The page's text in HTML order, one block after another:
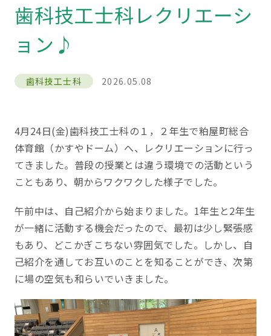
歯科技工士科レクリエーシ
ョン♪
歯科技工士科 2026.05.08
4月24日(金)歯科技工士科の１，２年生で粕屋町総合
体育館（かすやドーム）へ、レクリエーションに行っ
てきました。普段の授業とは違う環境での活動という
こともあり、朝からワクワクした様子でした。
午前中は、自己紹介から始まりました。1年生と2年生
が一緒に活動する機会だったので、最初は少し緊張感
もあり、どこかぎこちない雰囲気でした。しかし、自
己紹介を通してお互いのことを知ることができ、次第
に場の空気も和らいでいきました。